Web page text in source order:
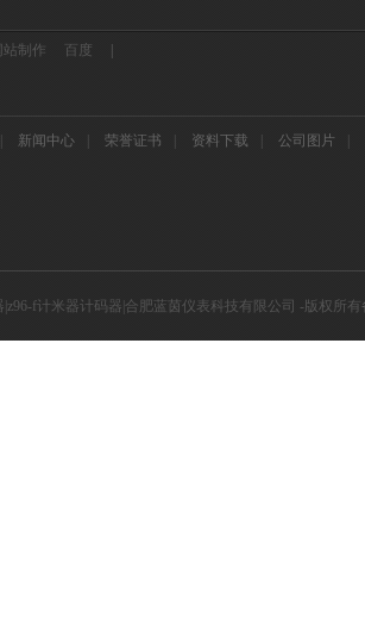
制作 百度
新闻中心 荣誉证书 资料下载 公司图片
|z96-f计米器计码器|合肥蓝茵仪表科技有限公司 -版权所有